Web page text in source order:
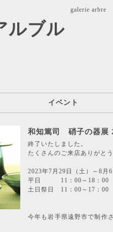
galerie arbre
ブル
イベント
和知篤司 硝子の器展
終了いたしました。
たくさんのご来店ありがと
2023年7月29日（土）～8
平日 11：00～18：00
土日祭日 11：00～17：00
今年も岩手県遠野市で制作